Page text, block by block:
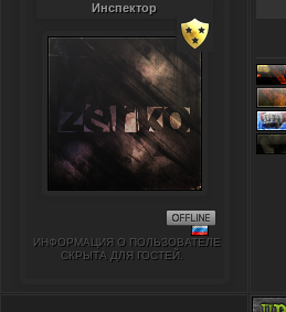
Инспектор
ИНФОРМАЦИЯ О ПОЛЬЗОВАТЕЛЕ
СКРЫТА ДЛЯ ГОСТЕЙ.